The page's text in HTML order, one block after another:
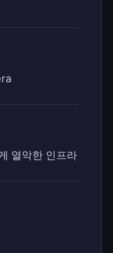
열악한 인프라